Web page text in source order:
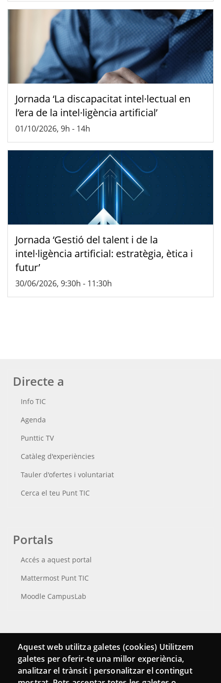
Jornada ‘La discapacitat intel·lectual en
l’era de la intel·ligència artificial’
01/10/2026, 9h - 14h
Jornada ‘Gestió del talent i de la
intel·ligència artificial: estratègia, ètica i
futur’
30/06/2026, 9:30h - 11:30h
Directe a
Info TIC
Agenda
Punttic TV
Catàleg d'experiències
Tauler d'ofertes i voluntariat
Cerca el teu Punt TIC
Portals
Accés a aquest portal
Mattermost Punt TIC
Moodle CampusLab
Connecta
Bustia de contacte
Aquest web utilitza galetes (cookies) Utilitzem
galetes per oferir-te una millor experiència,
analitzar el trànsit i personalitzar el contingut